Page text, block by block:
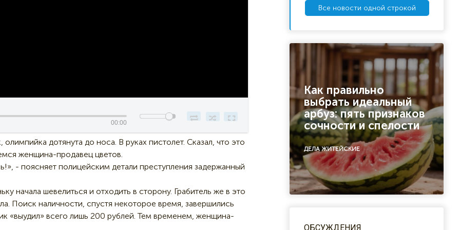
00:00
дотянута до носа. В руках пистолет. Сказал, что это
женщина-продавец цветов.
- поясняет полицейским детали преступления задержанный
начала шевелиться и отходить в сторону. Грабитель же в это
Поиск наличности, спустя некоторое время, завершились
«выудил» всего лишь 200 рублей. Тем временем, женщина-
Все новости одной строкой
Как правильно
выбрать идеальный
арбуз: пять признаков
сочности и спелости
ДЕЛА ЖИТЕЙСКИЕ
ОБСУЖДЕНИЯ